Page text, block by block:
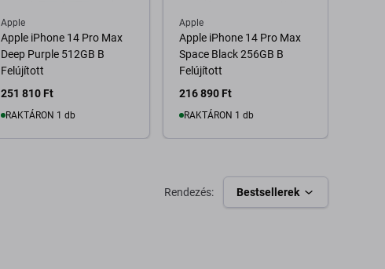
Apple
Apple iPhone 14 Pro Max
Deep Purple 512GB B
Felújított
251 810 Ft
RAKTÁRON 1 db
Apple
Apple iPhone 14 Pro Max
Space Black 256GB B
Felújított
216 890 Ft
RAKTÁRON 1 db
Rendezés: Bestsellerek